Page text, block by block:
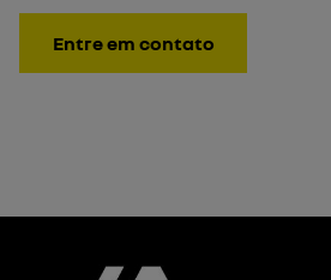
Entre em contato